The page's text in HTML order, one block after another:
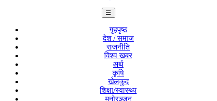
☰
गृहपृष्ठ
देश / समाज
राजनीति
विश्व खबर
अर्थ
कृषि
खेलकुद
शिक्षा/स्वास्थ्य
मनोरञ्जन